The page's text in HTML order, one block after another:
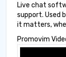
Live chat
support. Used
it matters,
Promovim